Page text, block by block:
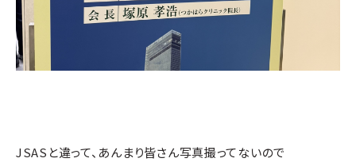
JSASと違って、あんまり皆さん写真撮ってないので